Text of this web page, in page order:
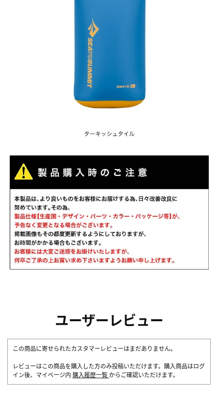
ユーザーレビュー
この商品に寄せられたカスタマーレビューはまだありません。
レビューはこの商品を購入した方のみ投稿いただけます。購入商品はログ
イン後、マイページ内 購入履歴一覧 からご確認いただけます。